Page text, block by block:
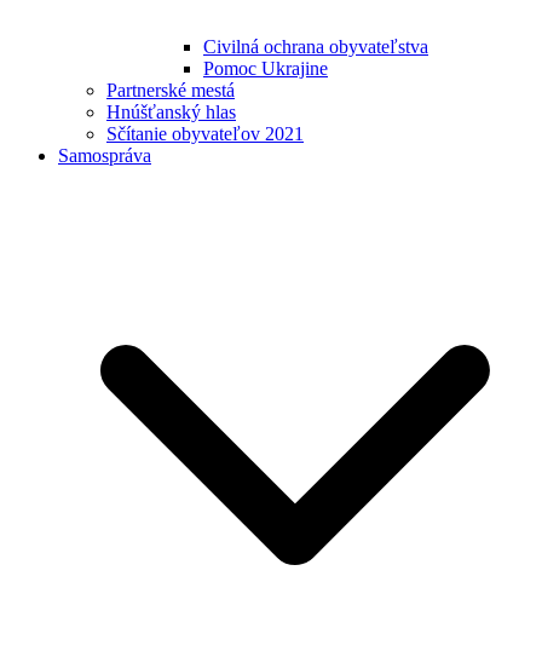
Civilná ochrana obyvateľstva
Pomoc Ukrajine
Partnerské mestá
Hnúšťanský hlas
Sčítanie obyvateľov 2021
Samospráva